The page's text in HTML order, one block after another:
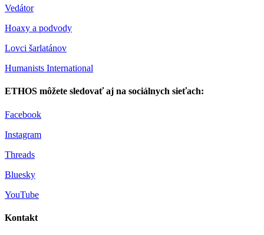
Vedátor
Hoaxy a podvody
Lovci šarlatánov
Humanists International
ETHOS môžete sledovať aj na sociálnych sieťach:
Facebook
Instagram
Threads
Bluesky
YouTube
Kontakt